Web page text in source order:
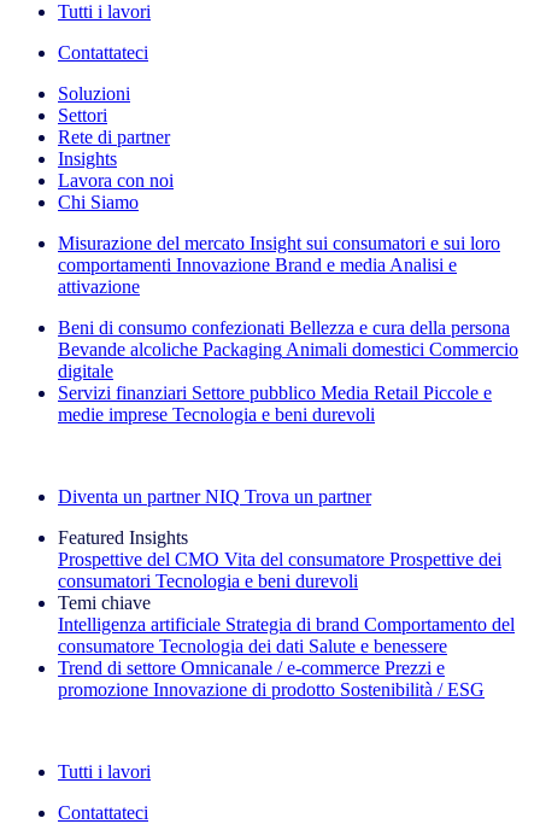
Tutti i lavori
Contattateci
Soluzioni
Settori
Rete di partner
Insights
Lavora con noi
Chi Siamo
Misurazione del mercato Insight sui consumatori e sui loro
comportamenti Innovazione Brand e media Analisi e
attivazione
Beni di consumo confezionati Bellezza e cura della persona
Bevande alcoliche Packaging Animali domestici Commercio
digitale
Servizi finanziari Settore pubblico Media Retail Piccole e
medie imprese Tecnologia e beni durevoli
Diventa un partner NIQ Trova un partner
Featured Insights
Prospettive del CMO Vita del consumatore Prospettive dei
consumatori Tecnologia e beni durevoli
Temi chiave
Intelligenza artificiale Strategia di brand Comportamento del
consumatore Tecnologia dei dati Salute e benessere
Trend di settore Omnicanale / e‑commerce Prezzi e
promozione Innovazione di prodotto Sostenibilità / ESG
Tutti i lavori
Contattateci